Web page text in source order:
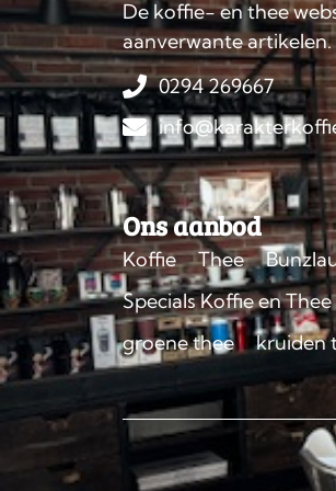
De koffie- en thee
aanverwante artikelen.
0294 269667
Ons aanbod
Koffie Thee
Specials Koffie en Thee
groene thee
kruiden